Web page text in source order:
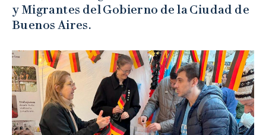
y Migrantes del Gobierno de la Ciudad de
Buenos Aires.